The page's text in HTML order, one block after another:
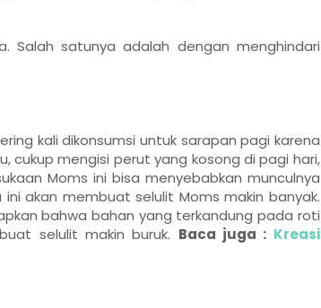
Salah satunya adalah dengan menghindari
kali dikonsumsi untuk sarapan pagi karena
cukup mengisi perut yang kosong di pagi hari,
Moms ini bisa menyebabkan munculnya
akan membuat selulit Moms makin banyak.
bahwa bahan yang terkandung pada roti
selulit makin buruk. Baca juga : Kreasi